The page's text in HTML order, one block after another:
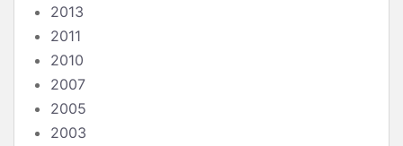
2013
2011
2010
2007
2005
2003